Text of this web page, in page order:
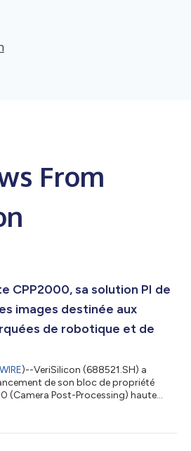
From
CPP2000, sa solution PI de
images destinée aux
de robotique et de
)--VeriSilicon (688521.SH) a
de son bloc de propriété
(Camera Post-Processing) haute
de post-traitement. En